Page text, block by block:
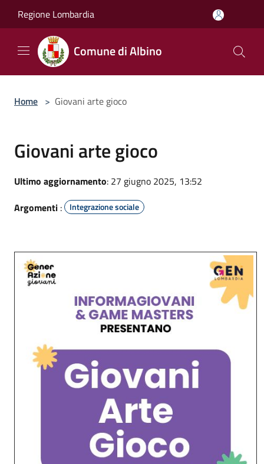
Regione Lombardia
Comune di Albino
Home > Giovani arte gioco
Giovani arte gioco
Ultimo aggiornamento: 27 giugno 2025, 13:52
Argomenti : Integrazione sociale